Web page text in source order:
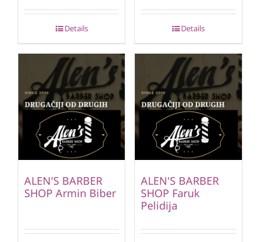
Details Details
ALEN'S BARBER
SHOP Armin Biber
ALEN'S BARBER
SHOP Faruk
Pelidija